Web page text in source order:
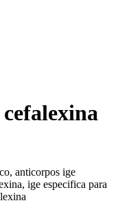
anticorpos ige
ige especifica para